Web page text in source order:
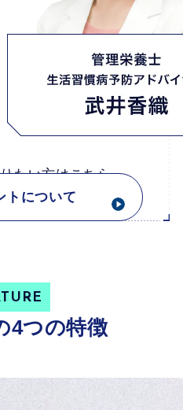
たい方はこちら
トについて
4つの特徴